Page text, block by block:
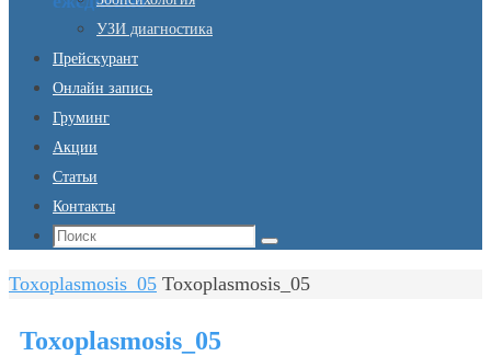
УЗИ диагностика
Прейскурант
Онлайн запись
Груминг
Акции
Статьи
Контакты
Что
Поиск
Главная
Toxoplasmosis_05 Toxoplasmosis_05
Toxoplasmosis_05